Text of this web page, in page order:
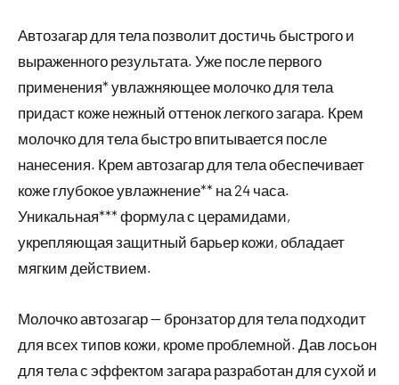
Автозагар для тела позволит достичь быстрого и
выраженного результата. Уже после первого
применения* увлажняющее молочко для тела
придаст коже нежный оттенок легкого загара. Крем
молочко для тела быстро впитывается после
нанесения. Крем автозагар для тела обеспечивает
коже глубокое увлажнение** на 24 часа.
Уникальная*** формула с церамидами,
укрепляющая защитный барьер кожи, обладает
мягким действием.
Молочко автозагар — бронзатор для тела подходит
для всех типов кожи, кроме проблемной. Дав лосьон
для тела с эффектом загара разработан для сухой и